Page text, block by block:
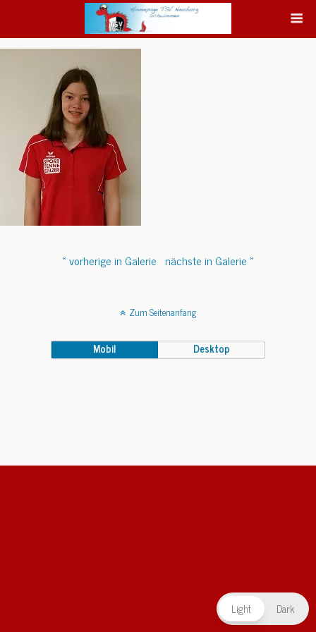
« vorherige in Galerie nächste in Galerie »
Zum Seitenanfang
Mobil Desktop
Light Dark